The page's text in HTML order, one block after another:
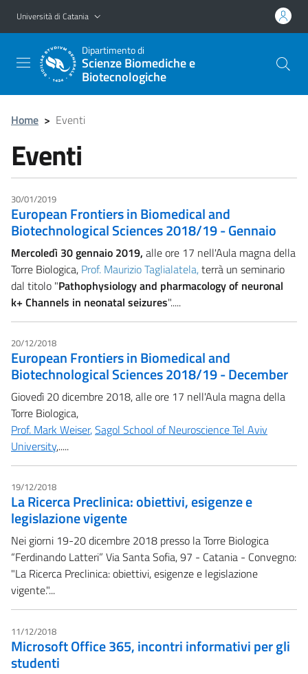
Vai al contenuto principale
Vai al menu di navigazione
Università di Catania
Dipartimento di
Scienze Biomediche e
Biotecnologiche
Home > Eventi
Eventi
30/01/2019
European Frontiers in Biomedical and
Biotechnological Sciences 2018/19 - Gennaio
Mercoledì 30 gennaio 2019, alle ore 17 nell'Aula magna della
Torre Biologica, Prof. Maurizio Taglialatela,terrà un seminario
dal titolo "Pathophysiology and pharmacology of neuronal
k+ Channels in neonatal seizures".....
20/12/2018
European Frontiers in Biomedical and
Biotechnological Sciences 2018/19 - December
Giovedì 20 dicembre 2018, alle ore 17 nell'Aula magna della
Torre Biologica,
Prof. Mark Weiser,Sagol School of Neuroscience Tel Aviv
University,.....
19/12/2018
La Ricerca Preclinica: obiettivi, esigenze e
legislazione vigente
Nei giorni 19-20 dicembre 2018 presso la Torre Biologica
“Ferdinando Latteri” Via Santa Sofia, 97 - Catania - Convegno:
"La Ricerca Preclinica: obiettivi, esigenze e legislazione
vigente."...
11/12/2018
Microsoft Office 365, incontri informativi per gli
studenti